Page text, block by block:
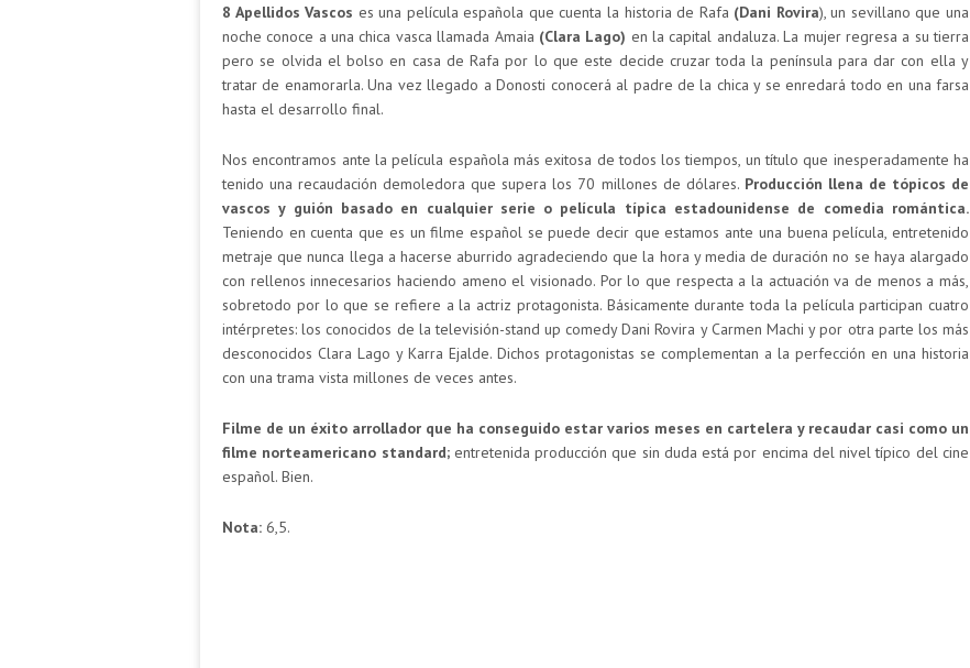
8 Apellidos Vascos es una película española que cuenta la historia de Rafa (Dani Rovira), un sevillano que una
noche conoce a una chica vasca llamada Amaia (Clara Lago) en la capital andaluza. La mujer regresa a su tierra
pero se olvida el bolso en casa de Rafa por lo que este decide cruzar toda la península para dar con ella y
tratar de enamorarla. Una vez llegado a Donosti conocerá al padre de la chica y se enredará todo en una farsa
hasta el desarrollo final.
Nos encontramos ante la película española más exitosa de todos los tiempos, un título que inesperadamente ha
tenido una recaudación demoledora que supera los 70 millones de dólares. Producción llena de tópicos de
vascos y guión basado en cualquier serie o película típica estadounidense de comedia romántica.
Teniendo en cuenta que es un filme español se puede decir que estamos ante una buena película, entretenido
metraje que nunca llega a hacerse aburrido agradeciendo que la hora y media de duración no se haya alargado
con rellenos innecesarios haciendo ameno el visionado. Por lo que respecta a la actuación va de menos a más,
sobretodo por lo que se refiere a la actriz protagonista. Básicamente durante toda la película participan cuatro
intérpretes: los conocidos de la televisión-stand up comedy Dani Rovira y Carmen Machi y por otra parte los más
desconocidos Clara Lago y Karra Ejalde. Dichos protagonistas se complementan a la perfección en una historia
con una trama vista millones de veces antes.
Filme de un éxito arrollador que ha conseguido estar varios meses en cartelera y recaudar casi como un
filme norteamericano standard;entretenida producción que sin duda está por encima del nivel típico del cine
español. Bien.
Nota: 6,5.